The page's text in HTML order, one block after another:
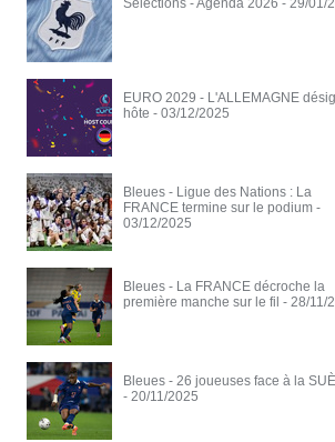
Sélections - Agenda 2026 - 29/01/
EURO 2029 - L'ALLEMAGNE
hôte - 03/12/2025
Bleues - Ligue des Nations : La
FRANCE termine sur le podium -
03/12/2025
Bleues - La FRANCE décroche la
première manche sur le fil - 28/11/
Bleues - 26 joueuses face à la
- 20/11/2025